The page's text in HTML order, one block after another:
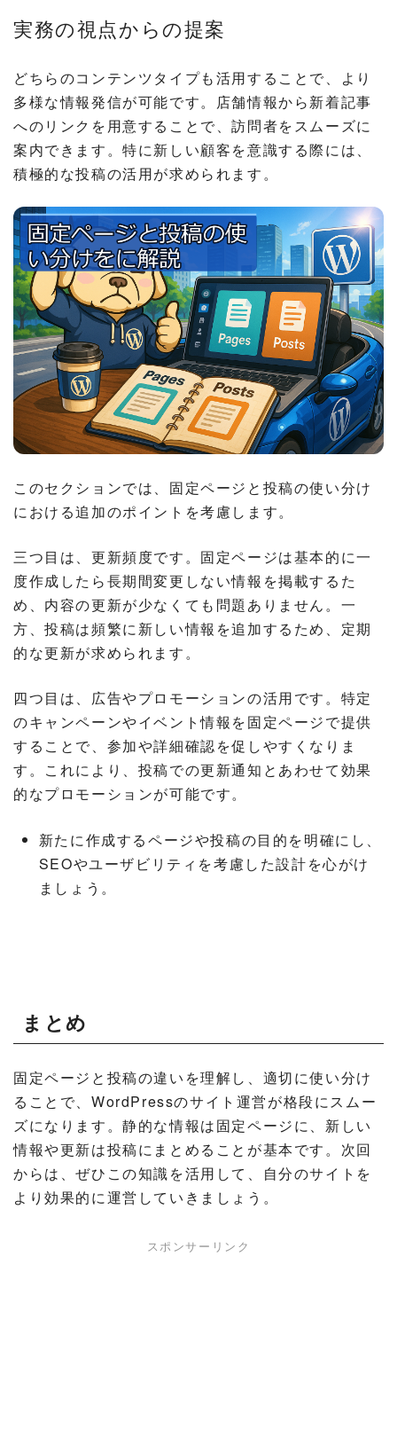
実務の視点からの提案
どちらのコンテンツタイプも活用することで、より
多様な情報発信が可能です。店舗情報から新着記事
へのリンクを用意することで、訪問者をスムーズに
案内できます。特に新しい顧客を意識する際には、
積極的な投稿の活用が求められます。
このセクションでは、固定ページと投稿の使い分け
における追加のポイントを考慮します。
三つ目は、更新頻度です。固定ページは基本的に一
度作成したら長期間変更しない情報を掲載するた
め、内容の更新が少なくても問題ありません。一
方、投稿は頻繁に新しい情報を追加するため、定期
的な更新が求められます。
四つ目は、広告やプロモーションの活用です。特定
のキャンペーンやイベント情報を固定ページで提供
することで、参加や詳細確認を促しやすくなりま
す。これにより、投稿での更新通知とあわせて効果
的なプロモーションが可能です。
新たに作成するページや投稿の目的を明確にし、
SEOやユーザビリティを考慮した設計を心がけ
ましょう。
まとめ
固定ページと投稿の違いを理解し、適切に使い分け
ることで、WordPressのサイト運営が格段にスムー
ズになります。静的な情報は固定ページに、新しい
情報や更新は投稿にまとめることが基本です。次回
からは、ぜひこの知識を活用して、自分のサイトを
より効果的に運営していきましょう。
スポンサーリンク